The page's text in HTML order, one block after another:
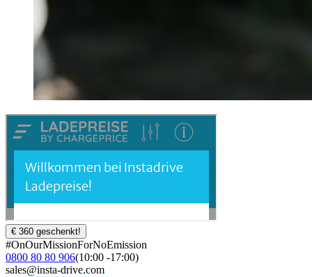
€ 360 geschenkt!
#OnOurMissionForNoEmission
0800 80 80 906(10:00 -17:00)
sales@insta-drive.com